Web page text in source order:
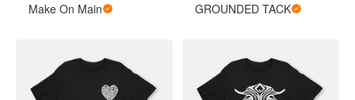
Make On Main
GROUNDED TACK